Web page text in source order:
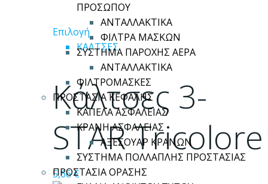
ΠΡΟΣΩΠΟΥ
ΑΝΤΑΛΛΑΚΤΙΚΑ
ΦΙΛΤΡΑ ΜΑΣΚΩΝ
ΣΥΣΤΗΜΑ ΠΑΡΟΧΗΣ ΑΕΡΑ
ΑΝΤΑΛΛΑΚΤΙΚΑ
ΦΙΛΤΡΟΜΑΣΚΕΣ
ΠΡΟΣΤΑΣΙΑ ΚΕΦΑΛΗΣ
ΚΑΠΕΛΑ ΑΣΦΑΛΕΙΑΣ
ΚΡΑΝΗ ΑΣΦΑΛΕΙΑΣ
ΑΞΕΣΟΥΑΡ ΚΡΑΝΩΝ
ΣΥΣΤΗΜΑ ΠΟΛΛΑΠΛΗΣ ΠΡΟΣΤΑΣΙΑΣ
ΠΡΟΣΤΑΣΙΑ ΟΡΑΣΗΣ
Επιλογή Αυτό
το
προϊόν
έχει
πολλαπλές
παραλλαγές.
Οι
επιλογές
μπορούν
να
επιλεγούν
ΚΑΛΤΣΕΣ
Κάλτσες 3-
STAR Tricolore
5,66€